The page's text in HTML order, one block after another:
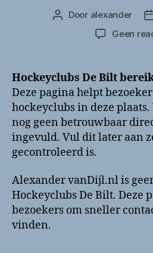
Berichtauteur
Door alexander
Geen
Hockeyclubs De Bilt
Deze pagina helpt
hockeyclubs in deze
nog geen betrouwbaar
ingevuld. Vul dit later aan
gecontroleerd is.
Alexander vanDijl.nl is
Hockeyclubs De Bilt. Deze
bezoekers om sneller
vinden.